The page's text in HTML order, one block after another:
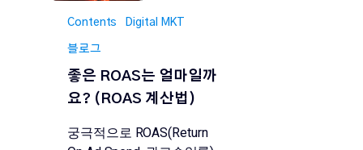
Contents Digital MKT
블로그
좋은 ROAS는 얼마일까
요? (ROAS 계산법)
궁극적으로 ROAS(Return